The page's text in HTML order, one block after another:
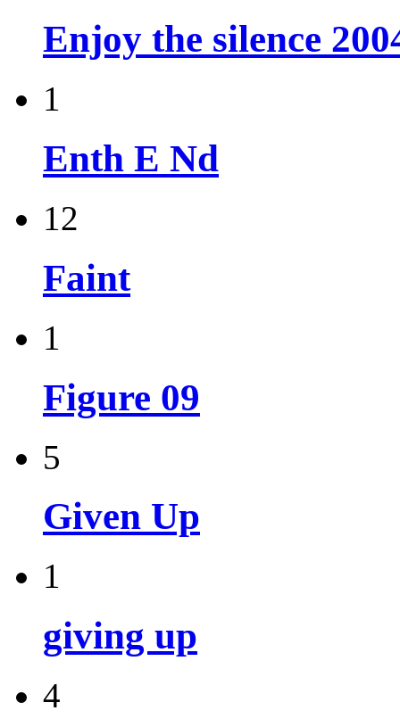
Enjoy the silence
1
Enth E Nd
12
Faint
1
Figure 09
5
Given Up
1
giving up
4